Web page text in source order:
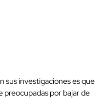
sus investigaciones es que
preocupadas por bajar de